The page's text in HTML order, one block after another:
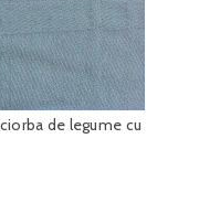
de legume cu